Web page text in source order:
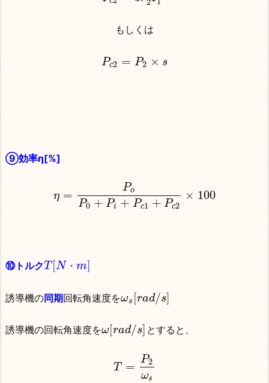
もしくは
Pc2 = P2 × s
⑨効率η[%]
η =
Po
P0 + Pi + Pc1 + Pc2
× 100
⑩トルクT [N ・m]
誘導機の同期回転角速度をωs [rad/s]
誘導機の回転角速度をω[rad/s] とすると、
T =
P2
ωs